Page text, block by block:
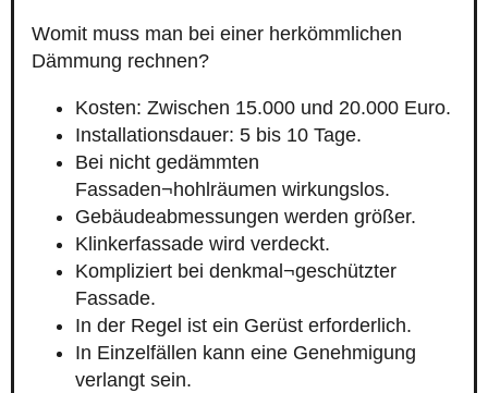
Womit muss man bei einer herkömmlichen
Dämmung rechnen?
Kosten: Zwischen 15.000 und 20.000 Euro.
Installationsdauer: 5 bis 10 Tage.
Bei nicht gedämmten
Fassaden¬hohlräumen wirkungslos.
Gebäudeabmessungen werden größer.
Klinkerfassade wird verdeckt.
Kompliziert bei denkmal¬geschützter
Fassade.
In der Regel ist ein Gerüst erforderlich.
In Einzelfällen kann eine Genehmigung
verlangt sein.